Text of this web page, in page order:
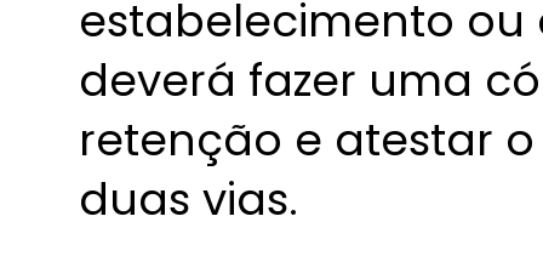
estabelecimento
deverá fazer uma
retenção e atestar
duas vias.